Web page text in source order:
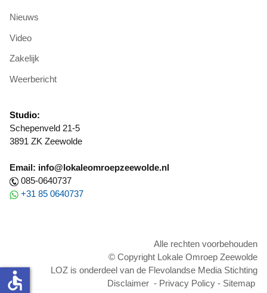
Nieuws
Video
Zakelijk
Weerbericht
Studio:
Schepenveld 21-5
3891 ZK Zeewolde
Email: info@lokaleomroepzeewolde.nl
085-0640737
+31 85 0640737
Alle rechten voorbehouden
© Copyright Lokale Omroep Zeewolde
LOZ is onderdeel van de Flevolandse Media Stichting
Disclaimer - Privacy Policy - Sitemap
accessible